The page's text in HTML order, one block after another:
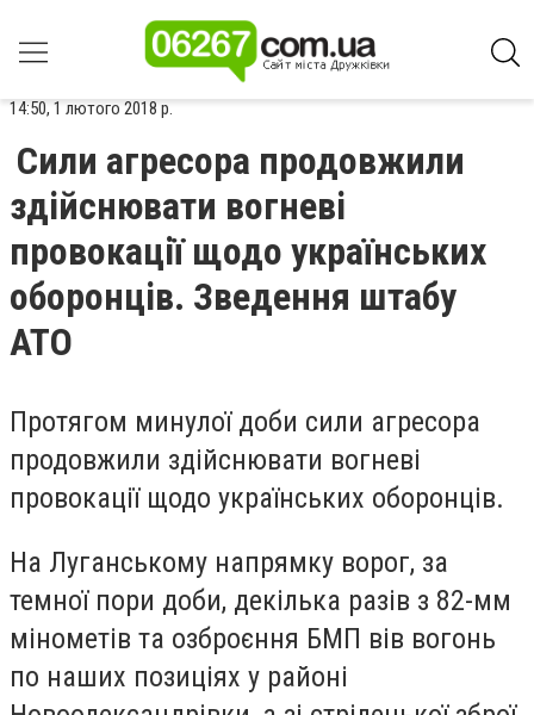
14:50, 1 лютого 2018 р.
Сили агресора продовжили
здійснювати вогневі
провокації щодо українських
оборонців. Зведення штабу
АТО
Протягом минулої доби сили агресора
продовжили здійснювати вогневі
провокації щодо українських оборонців.
На Луганському напрямку ворог, за
темної пори доби, декілька разів з 82-мм
мінометів та озброєння БМП вів вогонь
по наших позиціях у районі